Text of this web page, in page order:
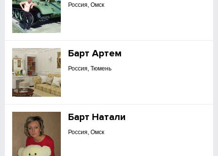
Россия, Омск
Барт Артем
Россия, Тюмень
Барт Натали
Россия, Омск